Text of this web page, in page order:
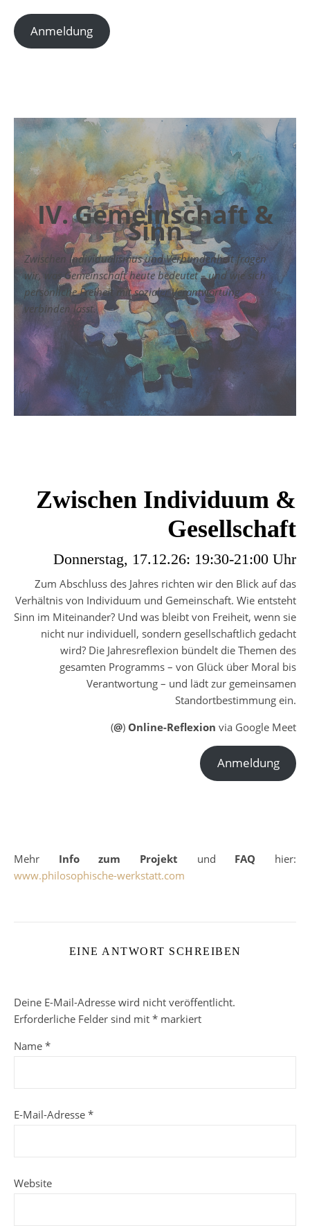
Anmeldung
IV. Gemeinschaft &
Sinn
Zwischen Individualismus und Verbundenheit fragen
wir, was Gemeinschaft heute bedeutet – und wie sich
persönliche Freiheit mit sozialer Verantwortung
verbinden lässt.
Zwischen Individuum &
Gesellschaft
Donnerstag, 17.12.26: 19:30-21:00 Uhr
Zum Abschluss des Jahres richten wir den Blick auf das
Verhältnis von Individuum und Gemeinschaft. Wie entsteht
Sinn im Miteinander? Und was bleibt von Freiheit, wenn sie
nicht nur individuell, sondern gesellschaftlich gedacht
wird? Die Jahresreflexion bündelt die Themen des
gesamten Programms – von Glück über Moral bis
Verantwortung – und lädt zur gemeinsamen
Standortbestimmung ein.
(@) Online-Reflexion via Google Meet
Anmeldung
Mehr Info zum Projekt und FAQ hier:
www.philosophische-werkstatt.com
EINE ANTWORT SCHREIBEN
Deine E-Mail-Adresse wird nicht veröffentlicht.
Erforderliche Felder sind mit * markiert
Name *
E-Mail-Adresse *
Website